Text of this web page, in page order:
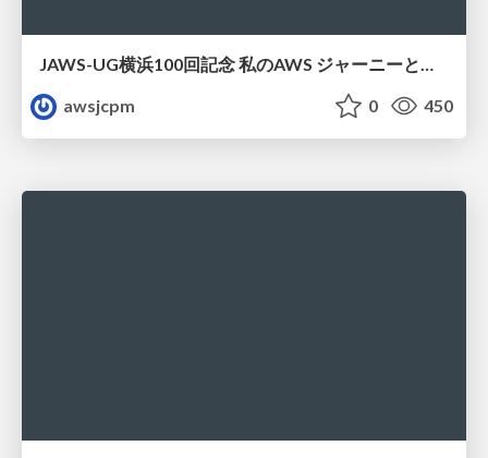
JAWS-UG横浜100回記念 私のAWS ジャーニーと日本からみた横浜支部
awsjcpm
0 450